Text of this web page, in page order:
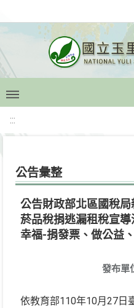
:::
公告彙整
公告財政部北區國稅
菸品稅捐逃漏租稅宣
幸福-捐發票、做公益
發布單
依教育部110年10月27日